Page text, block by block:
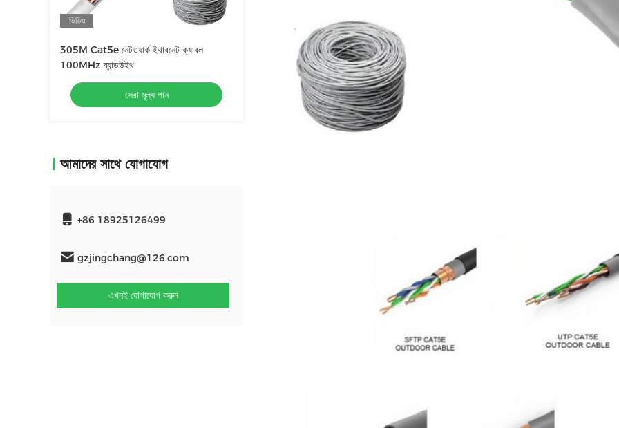
ভিডিও
305M Cat5e নেটওয়ার্ক ইথারনেট ক্যাবল
100MHz ব্যান্ডউইথ
সেরা মূল্য পান
আমাদের সাথে যোগাযোগ
+86 18925126499
gzjingchang@126.com
এখনই যোগাযোগ করুন